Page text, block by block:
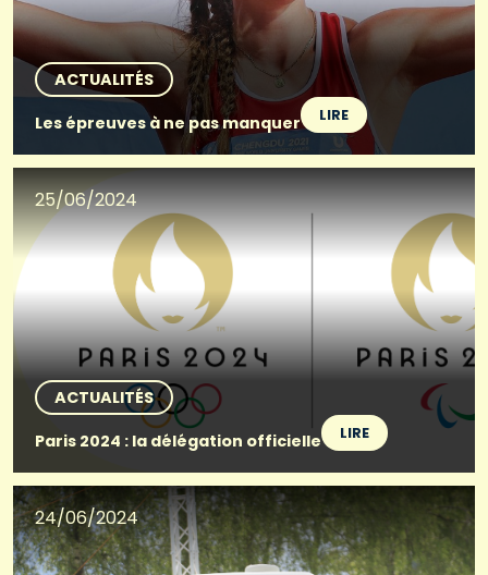
ACTUALITÉS
Les épreuves à ne pas manquer
LIRE
25/06/2024
ACTUALITÉS
Paris 2024 : la délégation officielle
LIRE
24/06/2024